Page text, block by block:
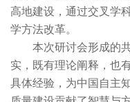
高地建设，通过交叉学
学方法改革。
本次研讨会形成的
实，既有理论阐释，也
具体经验，为中国自主